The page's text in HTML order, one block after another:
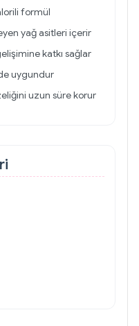
formül
yağ asitleri içerir
katkı sağlar
uygundur
uzun süre korur